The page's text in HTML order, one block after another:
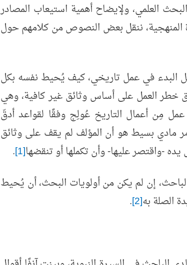
العلمي، ولإيضاح أهمية استيعاب المصادر
المنهجية، ننقل بعض النصوص من كلامهم حول
البدء في عمل تاريخي، كيف يُحيط نفسه بكل
خطر العمل على أساس وثائق غير كافية، وهي
مِن أعمال التاريخ عُولِج وفقًا لقواعد أدقّ
مادي بسيط هو أن المؤلف لم يقف على وثائق
-واقتصر عليها- وأن تكملها أو تنقضها[1]
.
إن لم يكن من أولويات البحث، أن يُحيط
الصلة به[2]
.